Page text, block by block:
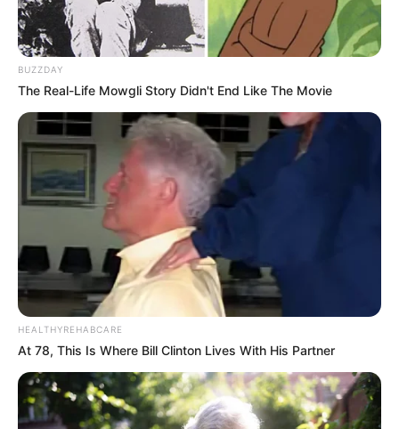
Participe do nosso grupo do
WhatsApp!
Fique informado em tempo real sobre as principais
notícias de Paraguaçu Paulista e região
Clique aqui para entrar no grupo
BUZZDAY
The Real-Life Mowgli Story Didn't End Like The Movie
HEALTHYREHABCARE
At 78, This Is Where Bill Clinton Lives With His Partner